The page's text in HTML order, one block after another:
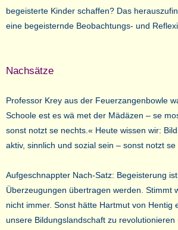
begeisterte Kinder schaffen? Das
eine begeisternde Beobachtungs- und
Nachsätze
Professor Krey aus der Feuerzangenbowle
Schoole est es wä met der Mädäzen – se
sonst notzt se nechts.« Heute wissen wir:
aktiv, sinnlich und sozial sein – sonst notzt se
Aufgeschnappter Nach-Satz: Begeisterung
Überzeugungen übertragen werden. Stimmt
nicht immer. Sonst hätte Hartmut von Hentig
unsere Bildungslandschaft zu